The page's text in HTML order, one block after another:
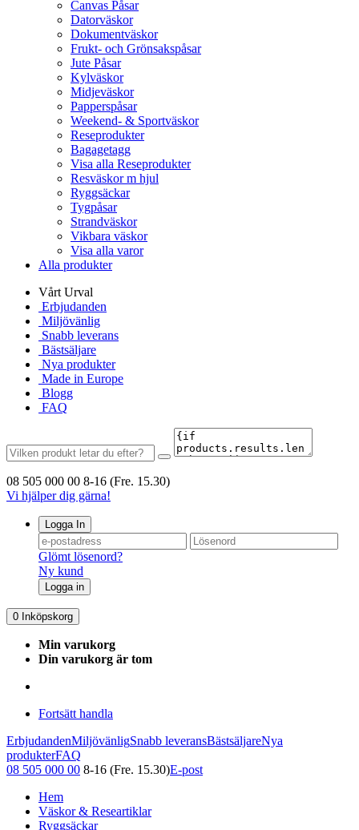
Canvas Påsar
Datorväskor
Dokumentväskor
Frukt- och Grönsakspåsar
Jute Påsar
Kylväskor
Midjeväskor
Papperspåsar
Weekend- & Sportväskor
Reseprodukter
Bagagetagg
Visa alla Reseprodukter
Resväskor m hjul
Ryggsäckar
Tygpåsar
Strandväskor
Vikbara väskor
Visa alla varor
Alla produkter
Vårt Urval
Erbjudanden
Miljövänlig
Snabb leverans
Bästsäljare
Nya produkter
Made in Europe
Blogg
FAQ
08 505 000 00 8-16 (Fre. 15.30)
Vi hjälper dig gärna!
Logga In
Glömt lösenord?
Ny kund
Logga in
0 Inköpskorg
Min varukorg
Din varukorg är tom
Fortsätt handla
ErbjudandenMiljövänligSnabb leveransBästsäljareNya
produkterFAQ
08 505 000 00 8-16 (Fre. 15.30)E-post
Hem
Väskor & Researtiklar
Ryggsäckar